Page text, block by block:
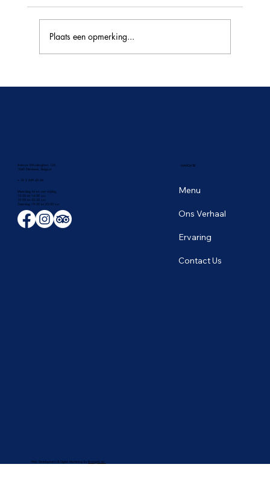
Plaats een opmerking...
Avenue D'Auderghem 135,
1040 Etterbeek, Belgium
+ 32 2 649 43 66
Maandag tot en met vrijdag
12:00 tot 14:00 uur
19:00 tot 22:30 uur
​Zaterdag 19:00 tot 23:00 uur
Menu
Ons Verhaal
Ervaring
Contact Us
NAVIGATIE
Web Development & Digital Marketing byBrangels.co